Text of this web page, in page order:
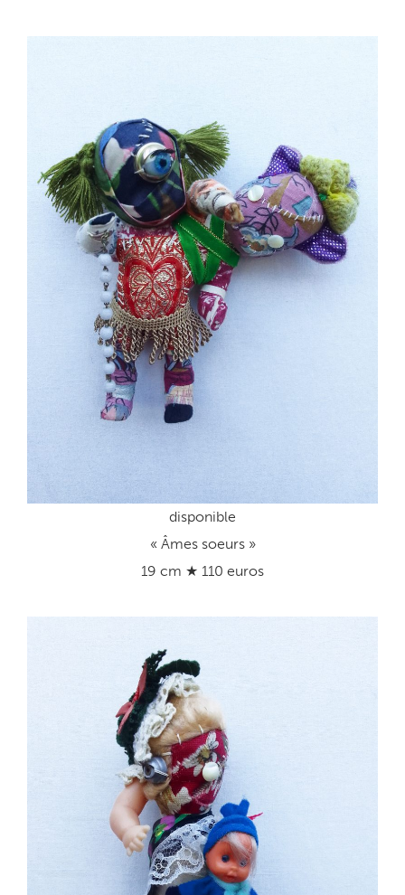
disponible
« Âmes soeurs »
19 cm ★ 110 euros